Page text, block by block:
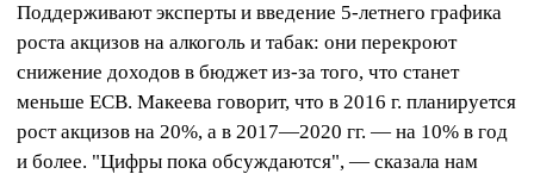
Поддерживают эксперты и введение 5-летнего графика
роста акцизов на алкоголь и табак: они перекроют
снижение доходов в бюджет из-за того, что станет
меньше ЕСВ. Макеева говорит, что в 2016 г. планируется
рост акцизов на 20%, а в 2017—2020 гг. — на 10% в год
и более. "Цифры пока обсуждаются", — сказала нам